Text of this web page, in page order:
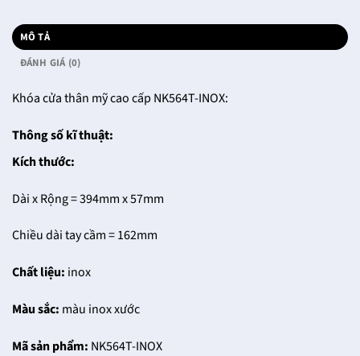
MÔ TẢ
ĐÁNH GIÁ (0)
Khóa cửa thân mỹ cao cấp NK564T-INOX:
Thông số kĩ thuật:
Kích thước:
Dài x Rộng = 394mm x 57mm
Chiều dài tay cầm = 162mm
Chất liệu: inox
Màu sắc: màu inox xước
Mã sản phẩm: NK564T-INOX